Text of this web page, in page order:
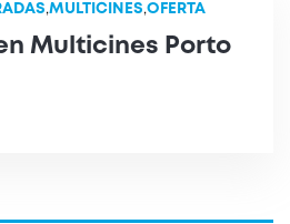
,MULTICINES,OFERTA
Multicines Porto